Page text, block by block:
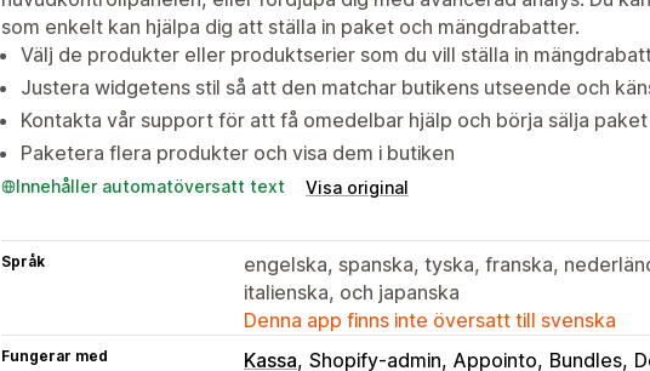
som enkelt kan hjälpa dig att ställa in paket och mängdrabatter.
Välj de produkter eller produktserier som du vill ställa in
Justera widgetens stil så att den matchar butikens utseende och
Kontakta vår support för att få omedelbar hjälp och börja sälja paket
Paketera flera produkter och visa dem i butiken
Innehåller automatöversatt text Visa original
Språk
engelska, spanska, tyska, franska,
italienska, och japanska
Denna app finns inte översatt till svenska
Fungerar med Kassa Shopify-admin Appointo Bundles